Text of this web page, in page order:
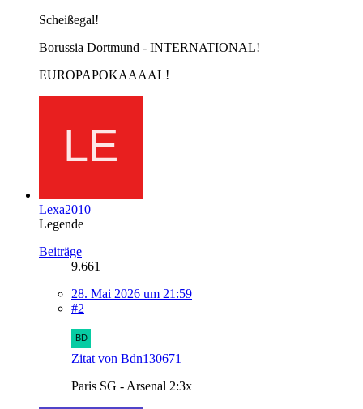
Scheißegal!
Borussia Dortmund - INTERNATIONAL!
EUROPAPOKAAAAL!
Lexa2010
Legende
Beiträge
9.661
28. Mai 2026 um 21:59
#2
Zitat von Bdn130671
Paris SG - Arsenal 2:3x